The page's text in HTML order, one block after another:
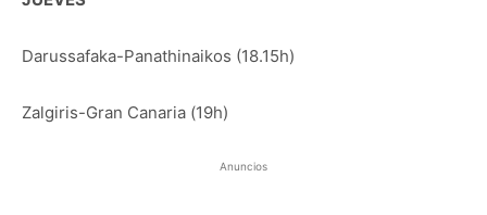
Darussafaka-Panathinaikos (18.15h)
Zalgiris-Gran Canaria (19h)
Anuncios